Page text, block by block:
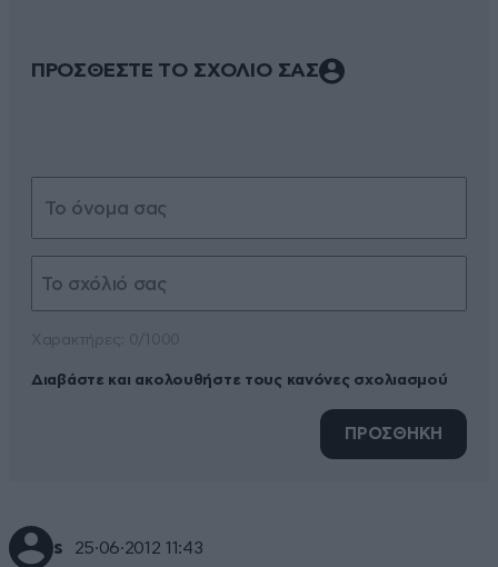
ΠΡΟΣΘΕΣΤΕ ΤΟ ΣΧΟΛΙΟ ΣΑΣ
Διαβάστε και ακολουθήστε τους κανόνες σχολιασμού
ΠΡΟΣΘΗΚΗ
s 25·06·2012 11:43